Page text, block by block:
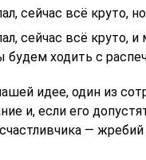
сейчас всё круто,
сейчас всё круто,
будем ходить с
идее, один из
и, если его
— жребий